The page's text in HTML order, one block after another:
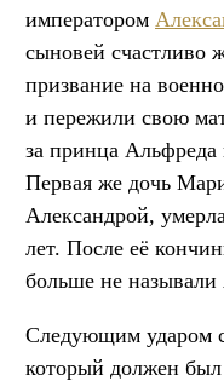
императором
сыновей счастливо
призвание на
и пережили свою
за принца Альфреда
Первая же дочь
Александрой,
лет. После её
больше не
Следующим ударом
который должен был